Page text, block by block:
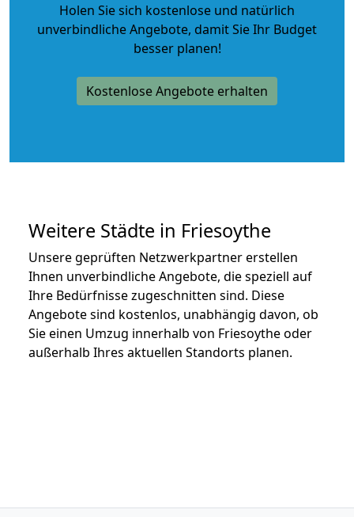
Holen Sie sich kostenlose und natürlich
unverbindliche Angebote, damit Sie Ihr Budget
besser planen!
Kostenlose Angebote erhalten
Weitere Städte in Friesoythe
Unsere geprüften Netzwerkpartner erstellen
Ihnen unverbindliche Angebote, die speziell auf
Ihre Bedürfnisse zugeschnitten sind. Diese
Angebote sind kostenlos, unabhängig davon, ob
Sie einen Umzug innerhalb von Friesoythe oder
außerhalb Ihres aktuellen Standorts planen.